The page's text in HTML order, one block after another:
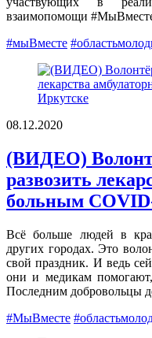
взаимопомощи
#мыВместе
08.12.2020
(ВИДЕО)
развозить
больным
Всё больше людей в
других городах. Это
свой праздник. И ведь
они и медикам
Последним добровольцы
#МыВместе